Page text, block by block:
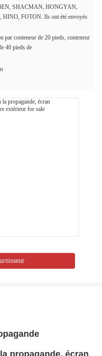
SHACMAN, HONGYAN,
FOTON. Ils ont été envoyés
par conteneur de 20 pieds, conteneur
40 pieds de